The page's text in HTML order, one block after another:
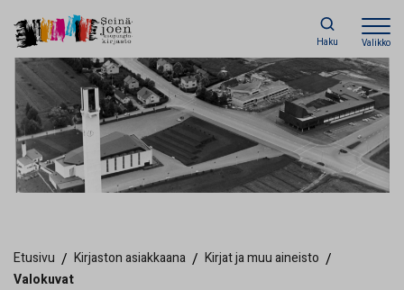
Haku Valikko
Etusivu / Kirjaston asiakkaana / Kirjat ja muu aineisto /
Valokuvat